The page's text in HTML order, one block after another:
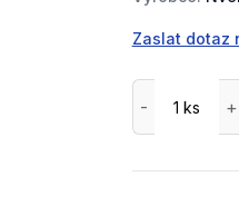
Zaslat dotaz